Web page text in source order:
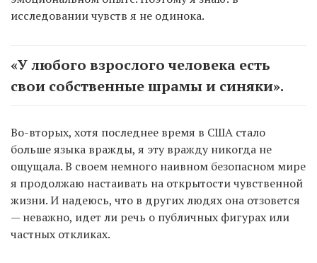
исследовании чувств я не одинока.
«У любого взрослого человека есть
свои собственные шрамы и синяки».
Во-вторых, хотя последнее время в США стало
больше языка вражды, я эту вражду никогда не
ощущала. В своем немного наивном безопасном мире
я продолжаю настаивать на открытости чувственной
жизни. И надеюсь, что в других людях она отзовется
— неважно, идет ли речь о публичных фигурах или
частных откликах.